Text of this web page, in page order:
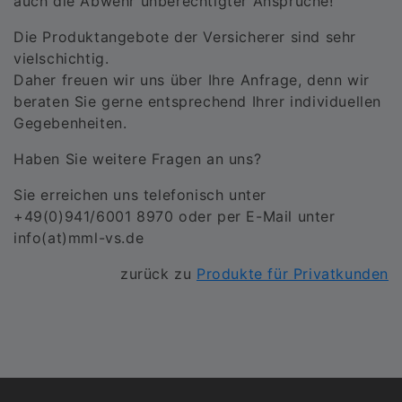
Die Produktangebote der Versicherer sind sehr
vielschichtig.
Daher freuen wir uns über Ihre Anfrage, denn wir
beraten Sie gerne entsprechend Ihrer individuellen
Gegebenheiten.
Haben Sie weitere Fragen an uns?
Sie erreichen uns telefonisch unter
+49(0)941/6001 8970 oder per E-Mail unter
info(at)mml-vs.de
zurück zu Produkte für Privatkunden